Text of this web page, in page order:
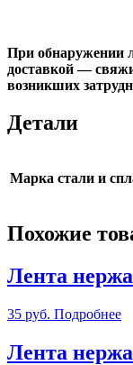
При обнаружении
доставкой —
возникших
Детали
Марка стали и
Похожие
Лента
35 руб. Подробнее
Лента